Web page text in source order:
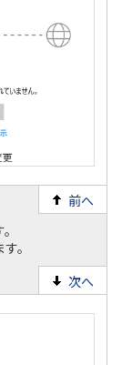
。
前へ
次へ